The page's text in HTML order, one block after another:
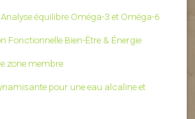
équilibre Oméga-3 et Oméga-6
Fonctionnelle Bien-Être & Énergie
zone membre
pour une eau alcaline et